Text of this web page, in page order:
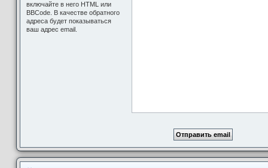
включайте в него HTML или
BBCode. В качестве обратного
адреса будет показываться
ваш адрес email.